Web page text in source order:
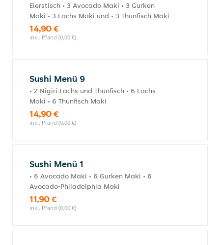
Eierstisch • 3 Avocado Maki • 3 Gurken
Maki • 3 Lachs Maki und • 3 Thunfisch Maki
14,90 €
inkl. Pfand (0,00 €)
Sushi Menü 9
• 2 Nigiri Lachs und Thunfisch • 6 Lachs
Maki • 6 Thunfisch Maki
14,90 €
inkl. Pfand (0,00 €)
Sushi Menü 1
• 6 Avocado Maki • 6 Gurken Maki • 6
Avocado-Philadelphia Maki
11,90 €
inkl. Pfand (0,00 €)